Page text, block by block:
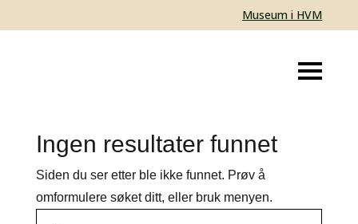
Museum i HVM
Ingen resultater funnet
Siden du ser etter ble ikke funnet. Prøv å
omformulere søket ditt, eller bruk menyen.